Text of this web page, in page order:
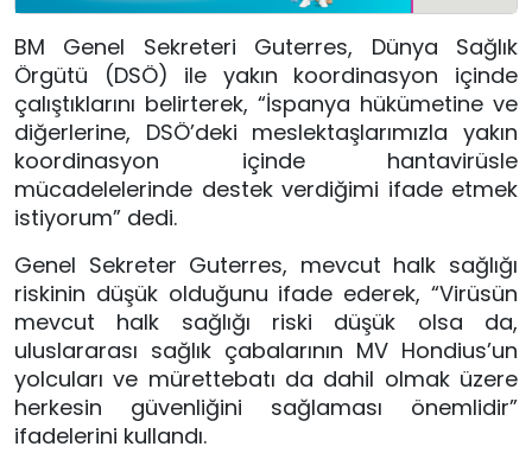
BM Genel Sekreteri Guterres, Dünya Sağlık
Örgütü (DSÖ) ile yakın koordinasyon içinde
çalıştıklarını belirterek, “İspanya hükümetine ve
diğerlerine, DSÖ’deki meslektaşlarımızla yakın
koordinasyon içinde hantavirüsle
mücadelelerinde destek verdiğimi ifade etmek
istiyorum” dedi.
Genel Sekreter Guterres, mevcut halk sağlığı
riskinin düşük olduğunu ifade ederek, “Virüsün
mevcut halk sağlığı riski düşük olsa da,
uluslararası sağlık çabalarının MV Hondius’un
yolcuları ve mürettebatı da dahil olmak üzere
herkesin güvenliğini sağlaması önemlidir”
ifadelerini kullandı.